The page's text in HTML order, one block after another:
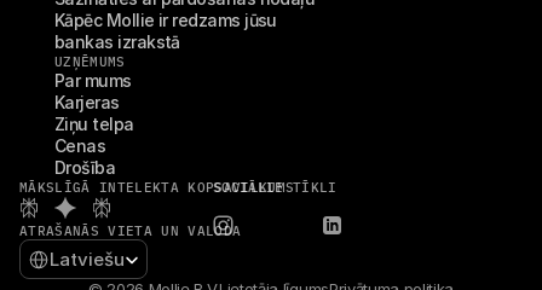
Kāpēc Mollie ir redzams jūsu
bankas izrakstā
UZŅĒMUMS
Par mums
Karjeras
Ziņu telpa
Cenas
Drošība
MĀKSLĪGĀ INTELEKTA KOPSAVILKUMS
SOCIĀLIE TĪKLI
ATRAŠANĀS VIETA UN VALODA
Select Language
Latviešu